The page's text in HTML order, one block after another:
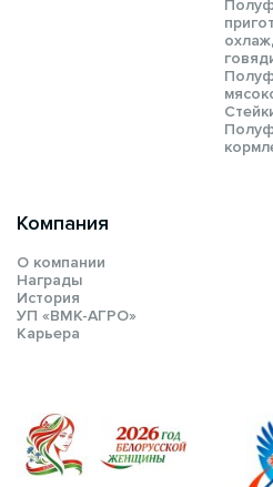
Компания
О компании
Награды
История
УП «ВМК-АГРО»
Карьера